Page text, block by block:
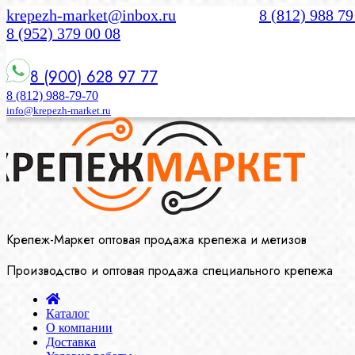
krepezh-market@inbox.ru
8 (812) 988
8 (952) 379 00 08
8 (900) 628 97 77
8 (812) 988-79-70
info@krepezh-market.ru
Крепеж-Маркет оптовая продажа крепежа и метизов
Производство и оптовая продажа специального крепежа
Каталог
О компании
Доставка